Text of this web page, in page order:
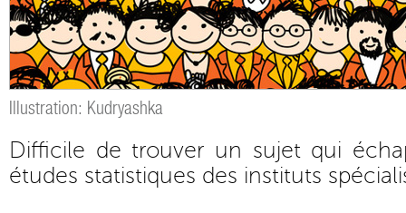
Illustration: Kudryashka
Difficile de trouver un sujet qui
études statistiques des instituts